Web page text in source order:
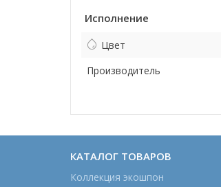
Исполнение
Цвет
Производитель
КАТАЛОГ ТОВАРОВ
Коллекция экошпон